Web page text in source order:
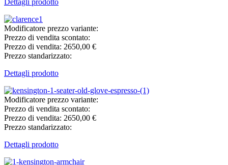
Modificatore prezzo variante:
Prezzo di vendita scontato:
Prezzo di vendita: 2650,00 €
Prezzo standarizzato:
Dettagli prodotto
Modificatore prezzo variante:
Prezzo di vendita scontato:
Prezzo di vendita: 2650,00 €
Prezzo standarizzato:
Dettagli prodotto